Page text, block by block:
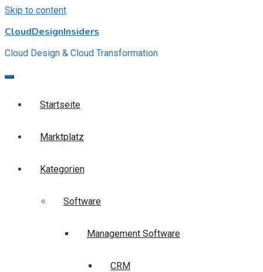
Skip to content
CloudDesignInsiders
Cloud Design & Cloud Transformation
Startseite
Marktplatz
Kategorien
Software
Management Software
CRM